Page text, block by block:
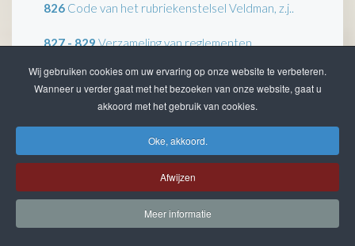
826 Code van het rubriekenstelsel Veldman, z.j..
827 - 829Verzameling van reglementen,
Toon details van deze beschrijving
Publicaties van Z. M. de Koning, 1813-1832.
Publicaties van de Gouveneur en
Gedeputeerde Staten van Overijssel, 1813-1833.
832 - 846Register van stedelijke publicaties.
Toon details van deze beschrijving
Wij gebruiken cookies om uw ervaring op onze website te verbeteren.
Wanneer u verder gaat met het bezoeken van onze website, gaat u
akkoord met het gebruik van cookies.
Oke, akkoord.
Afwijzen
Meer informatie